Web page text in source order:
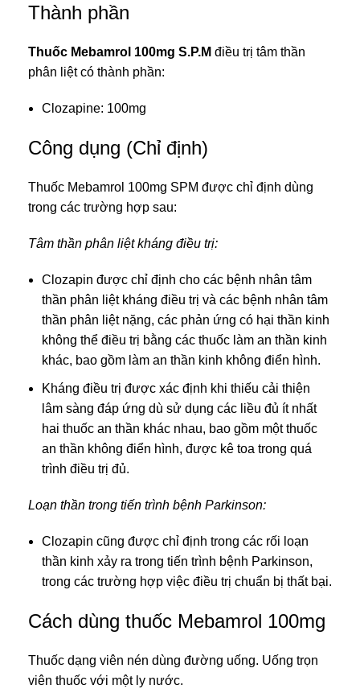
Thành phần
Thuốc Mebamrol 100mg S.P.M điều trị tâm thần
phân liệt có thành phần:
Clozapine: 100mg
Công dụng (Chỉ định)
Thuốc Mebamrol 100mg SPM được chỉ định dùng
trong các trường hợp sau:
Tâm thần phân liệt kháng điều trị:
Clozapin được chỉ định cho các bệnh nhân tâm
thần phân liệt kháng điều trị và các bệnh nhân tâm
thần phân liệt nặng, các phản ứng có hại thần kinh
không thể điều trị bằng các thuốc làm an thần kinh
khác, bao gồm làm an thần kinh không điển hình.
Kháng điều trị được xác định khi thiếu cải thiện
lâm sàng đáp ứng dù sử dụng các liều đủ ít nhất
hai thuốc an thần khác nhau, bao gồm một thuốc
an thần không điển hình, được kê toa trong quá
trình điều trị đủ.
Loạn thần trong tiến trình bệnh Parkinson:
Clozapin cũng được chỉ định trong các rối loạn
thần kinh xảy ra trong tiến trình bệnh Parkinson,
trong các trường hợp việc điều trị chuẩn bị thất bại.
Cách dùng thuốc Mebamrol 100mg
Thuốc dạng viên nén dùng đường uống. Uống trọn
viên thuốc với một ly nước.